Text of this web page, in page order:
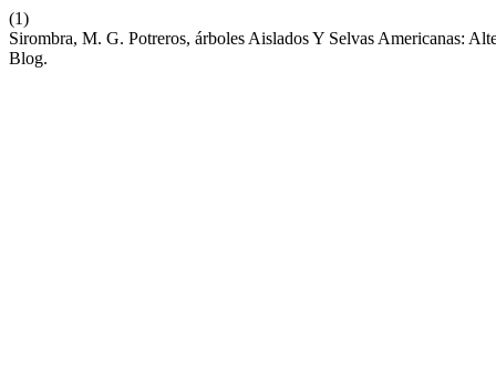
(1)
Sirombra, M. G. Potreros, árboles Aislados Y Selvas Americanas:
Blog.